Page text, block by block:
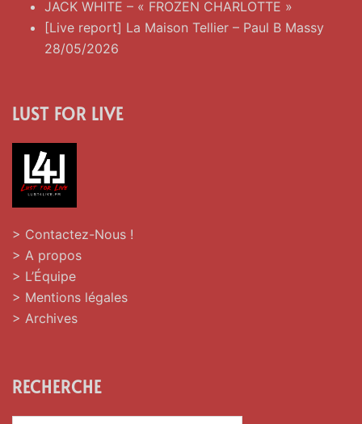
JACK WHITE – « FROZEN CHARLOTTE »
[Live report] La Maison Tellier – Paul B Massy
28/05/2026
LUST FOR LIVE
> Contactez-Nous !
> A propos
> L’Équipe
> Mentions légales
> Archives
RECHERCHE